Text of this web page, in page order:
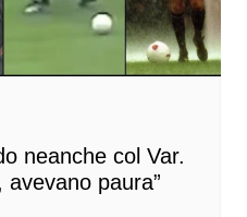
neanche col Var.
paura”